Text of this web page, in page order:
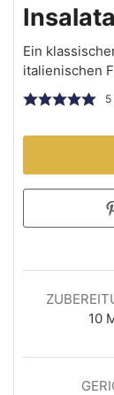
Ein
italienischen
5
10